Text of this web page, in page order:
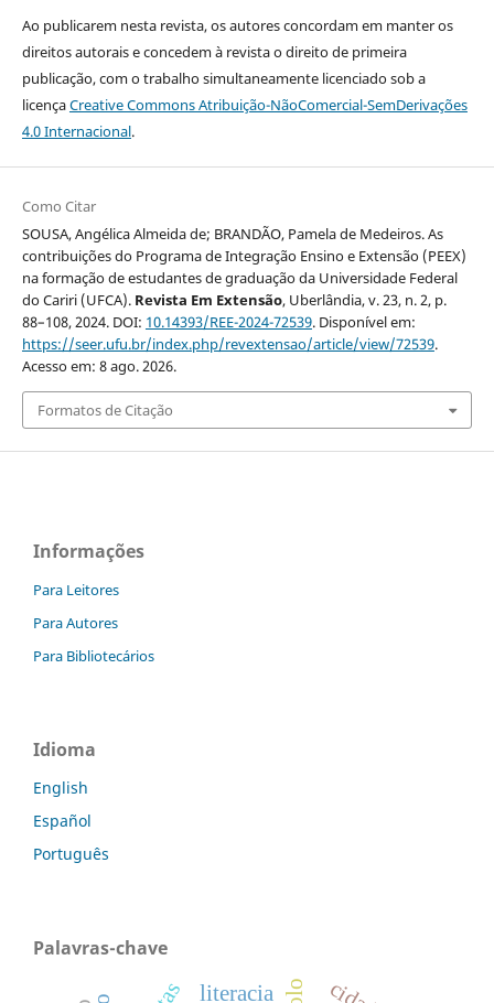
Ao publicarem nesta revista, os autores concordam em manter os
direitos autorais e concedem à revista o direito de primeira
publicação, com o trabalho simultaneamente licenciado sob a
licençaCreative Commons Atribuição-NãoComercial-SemDerivações
4.0 Internacional.
Como Citar
SOUSA, Angélica Almeida de; BRANDÃO, Pamela de Medeiros. As
contribuições do Programa de Integração Ensino e Extensão (PEEX)
na formação de estudantes de graduação da Universidade Federal
do Cariri (UFCA). Revista Em Extensão, Uberlândia, v. 23, n. 2, p.
88–108, 2024. DOI: 10.14393/REE-2024-72539. Disponível em:
https://seer.ufu.br/index.php/revextensao/article/view/72539.
Acesso em: 8 ago. 2026.
Formatos de Citação
Informações
Para Leitores
Para Autores
Para Bibliotecários
Idioma
English
Español
Português
Palavras-chave
literacia